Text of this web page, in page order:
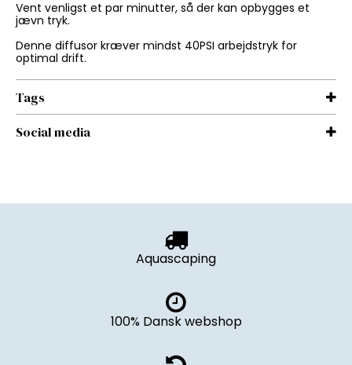
Vent venligst et par minutter, så der kan opbygges et
jævn tryk.
Denne diffusor kræver mindst 40PSI arbejdstryk for
optimal drift.
Tags
Social media
Aquascaping
100% Dansk webshop